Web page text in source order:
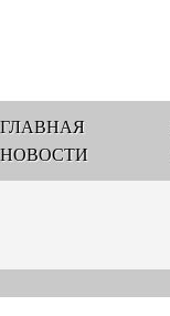
ГЛАВНАЯ
НОВОСТИ